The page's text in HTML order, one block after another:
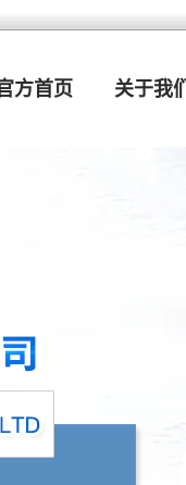
方首页 关于我们